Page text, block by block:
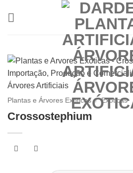
Plantas e Árvores Exóticas / Exóticas
Crossostephium